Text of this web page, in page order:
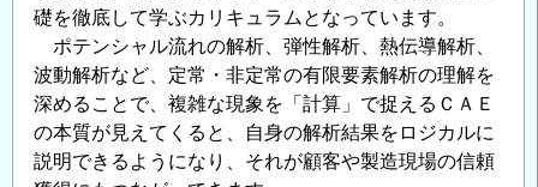
た
い
方
へ
『計
算
礎を徹底して学ぶカリキュラムとなっています。
ポテンシャル流れの解析、弾性解析、熱伝導解析、
波動解析など、定常・非定常の有限要素解析の理解を
深めることで、複雑な現象を「計算」で捉えるＣＡＥ
の本質が見えてくると、自身の解析結果をロジカルに
説明できるようになり、それが顧客や製造現場の信頼